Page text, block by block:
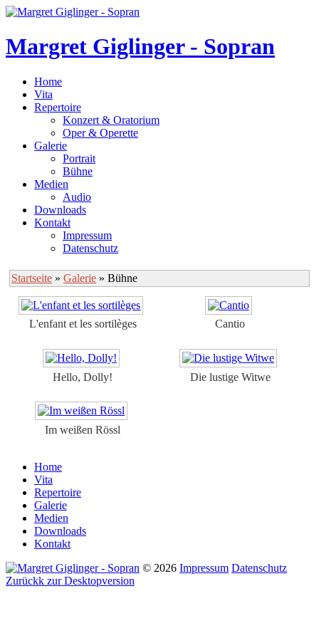
Margret Giglinger - Sopran
Home
Vita
Repertoire
Konzert & Oratorium
Oper & Operette
Galerie
Portrait
Bühne
Medien
Audio
Downloads
Kontakt
Impressum
Datenschutz
Startseite » Galerie » Bühne
L'enfant et les sortilèges Cantio
Hello, Dolly! Die lustige Witwe
Im weißen Rössl
Home
Vita
Repertoire
Galerie
Medien
Downloads
Kontakt
© 2026 Impressum Datenschutz
Zurückk zur Desktopversion